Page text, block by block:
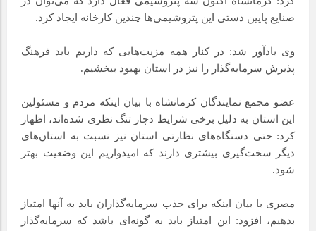
صنایع پایین دستی این پتروشیمی‌ها چندین کارخانه ایجاد کرد.
وی یادآور شد: در کنار همه مزیت‌هایی که داریم باید فرهنگ
پذیرش سرمایه‌گذار را نیز در استان بهبود ببخشیم.
عضو مجمع نمایندگان کرمانشاه با بیان اینکه مردم و مسئولین
این استان به دلیل برخی شرایط دچار تنگ نظری شده‌اند، اظهار
کرد: حتی دستگاه‌های نظارتی استان نیز نسبت به استان‌های
دیگر سخت‌گیری بیشتری دارند که امیدواریم این وضعیت بهتر
شود.
مصری با بیان اینکه برای جذب سرمایه‌گذاران باید به آنها امتیاز
بدهیم، افزود: این امتیاز باید به گونه‌ای باشد که سرمایه‌گذار